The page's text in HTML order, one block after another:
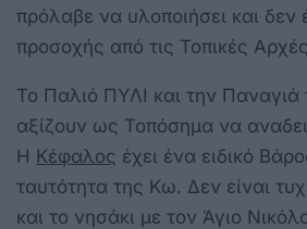
πρόλαβε να υλοποιήσει και δεν
προσοχής από τις Τοπικές
Το Παλιό ΠΥΛΙ και την Παναγιά
αξίζουν ως Τοπόσημα να
Η Κέφαλος έχει ένα ειδικό
ταυτότητα της Κω. Δεν είναι
και το νησάκι με τον Άγιο